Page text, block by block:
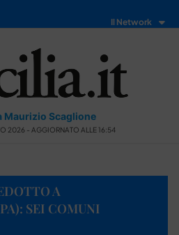
Il Network
Maurizio Scaglione
2026 - AGGIORNATO ALLE 16:54
A
SEI COMUNI